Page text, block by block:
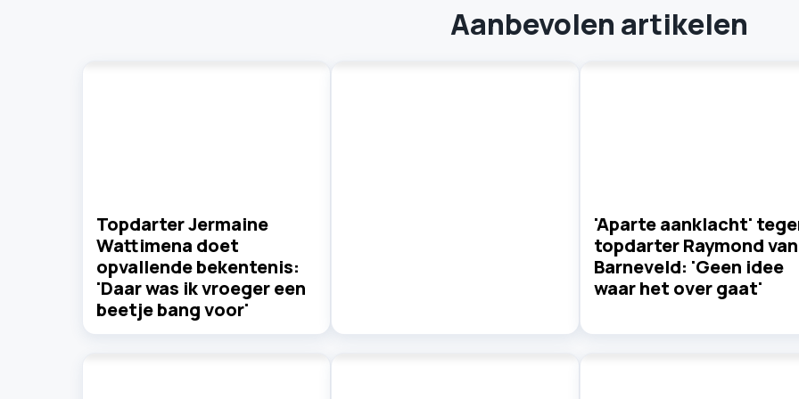
Aanbevolen artikelen
Topdarter Jermaine
Wattimena doet
opvallende bekentenis:
'Daar was ik vroeger een
beetje bang voor'
'Aparte aanklacht'
topdarter Raymond van
Barneveld: 'Geen idee
waar het over gaat'